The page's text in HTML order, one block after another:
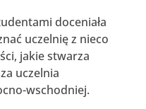
doceniała
uczelnię z nieco
jakie stwarza
uczelnia
wschodniej.